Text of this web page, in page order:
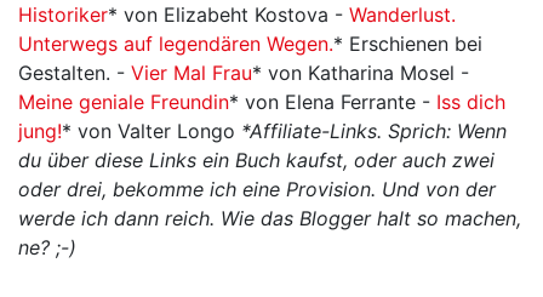
Historiker* von Elizabeht Kostova - Wanderlust.
Unterwegs auf legendären Wegen.* Erschienen bei
Gestalten. - Vier Mal Frau* von Katharina Mosel -
Meine geniale Freundin* von Elena Ferrante - Iss dich
jung!* von Valter Longo *Affiliate-Links. Sprich: Wenn
du über diese Links ein Buch kaufst, oder auch zwei
oder drei, bekomme ich eine Provision. Und von der
werde ich dann reich. Wie das Blogger halt so machen,
ne? ;-)